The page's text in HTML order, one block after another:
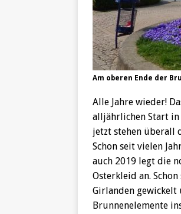
Am oberen Ende der
Alle Jahre wieder!
alljährlichen Start in
jetzt stehen überall
Schon seit vielen
auch 2019 legt die
Osterkleid an.
Girlanden gewickelt
Brunnenelemente